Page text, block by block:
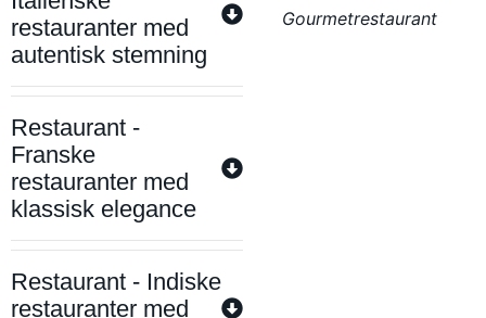
restauranter med
autentisk stemning
Restaurant -
Franske
restauranter med
klassisk elegance
Restaurant - Indiske
restauranter med
Gourmetrestaurant